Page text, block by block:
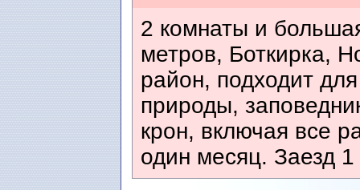
2 комнаты и
метров, Боткирка,
район, подходит
природы,
крон, включая все
один месяц. Заезд